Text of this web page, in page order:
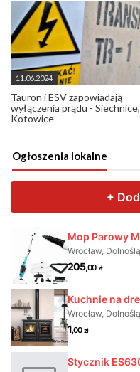
11.06.2024
Tauron i ESV zapowiadają
wyłączenia prądu - Siechnice,
Kotowice
Ogłoszenia lokalne